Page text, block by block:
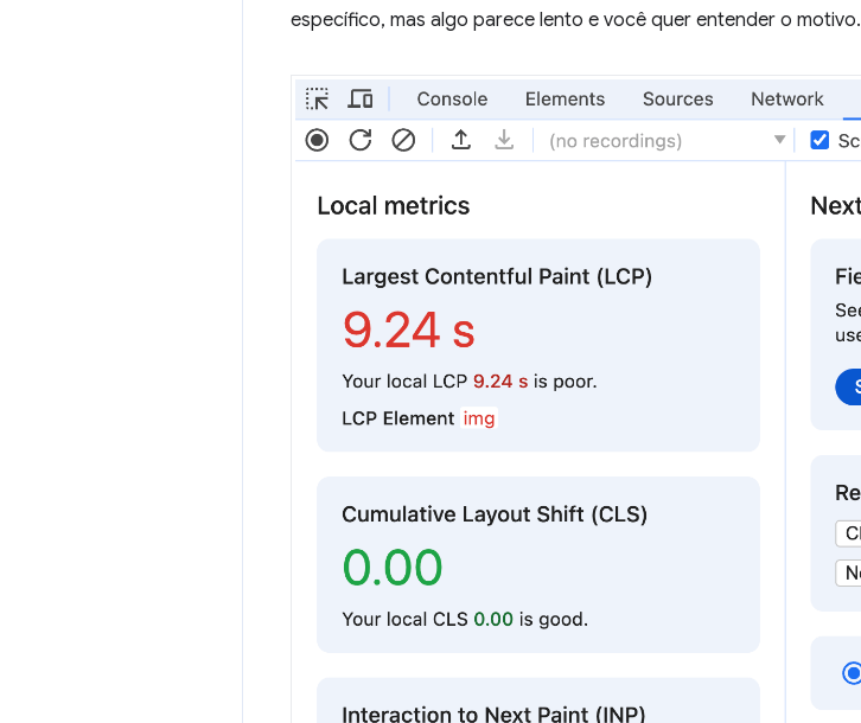
específico, mas algo parece lento e você quer entender o motivo.